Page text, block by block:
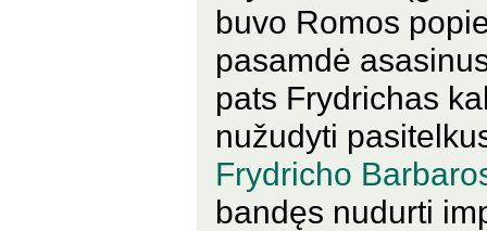
buvo Romos
pasamdė
pats Frydrichas
nužudyti
Frydricho
bandęs nudurti